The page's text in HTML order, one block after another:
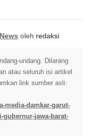
oleh redaksi
undang. Dilarang
atau seluruh isi artikel
link sumber asli:
media-damkar-garut-
gubernur-jawa-barat-